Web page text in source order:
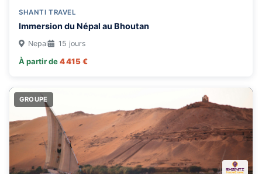
SHANTI TRAVEL
Immersion du Népal au Bhoutan
Nepal 15 jours
À partir de4 415 €
GROUPE